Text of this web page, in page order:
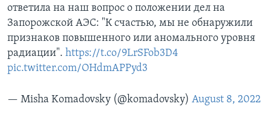
ответила на наш вопрос о положении дел на
Запорожской АЭС: "К счастью, мы не обнаружили
признаков повышенного или аномального уровня
радиации". https://t.co/9LrSFob3D4
pic.twitter.com/OHdmAPPyd3
— Misha Komadovsky (@komadovsky) August 8, 2022